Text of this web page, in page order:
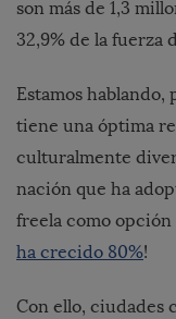
son más de 1,3
32,9% de la fuerza
Estamos hablando,
tiene una óptima
culturalmente
nación que ha
freela como opción
ha crecido 80%!
Con ello, ciudades